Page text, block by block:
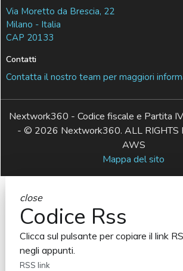
Via Moretto da Brescia, 22
Milano - Italia
CAP 20133
Contatti
Contatta il nostro team per maggiori
Nextwork360 - Codice fiscale e Partita
- © 2026 Nextwork360. ALL RIGHTS
AWS
Mappa del sito
close
Codice Rss
Clicca sul pulsante per copiare il link
negli appunti.
RSS link